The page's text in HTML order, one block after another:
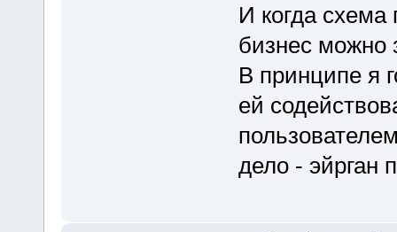
И когда схема
бизнес можно
В принципе я
ей
дело - эйрган